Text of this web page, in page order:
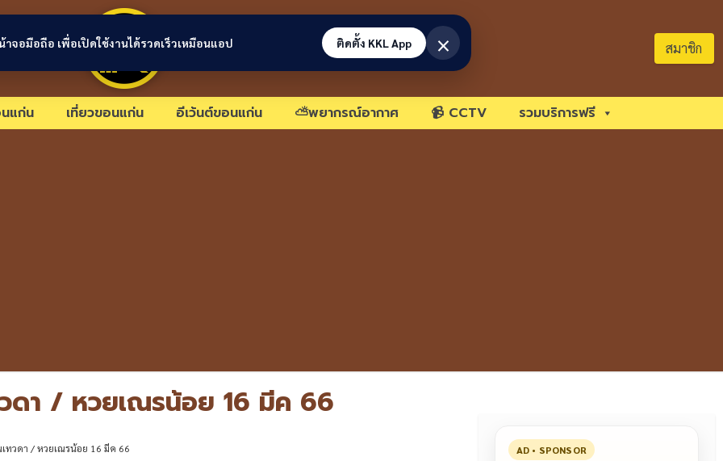
ขอนแก่นลิงก์ สมาชิก
แก่น เที่ยวขอนแก่น อีเว้นต์ขอนแก่น ⛅พยากรณ์อากาศ 📹 CCTV รวมบริการฟรี
ดา / หวยเณรน้อย 16 มีค 66
ทวดา / หวยเณรน้อย 16 มีค 66 AD • SPONSOR
าจอมือถือ เพื่อเปิดใช้งานได้รวดเร็วเหมือนแอป ติดตั้ง KKL App ×